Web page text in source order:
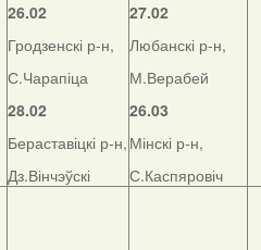
26.02
Гродзенскі р-н,
С.Чарапіца
28.02
Бераставіцкі р-н,
Дз.Вінчэўскі
27.02
Любанскі р-н,
М.Верабей
26.03
Мінскі р-н,
С.Каспяровіч